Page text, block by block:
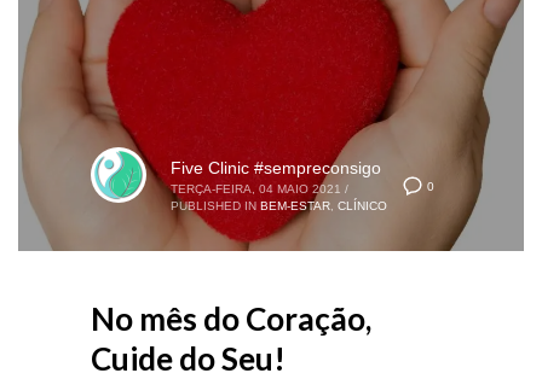
0
Five Clinic #sempreconsigo
TERÇA-FEIRA, 04 MAIO 2021 /
PUBLISHED IN BEM-ESTAR CLÍNICO
No mês do Coração,
Cuide do Seu!